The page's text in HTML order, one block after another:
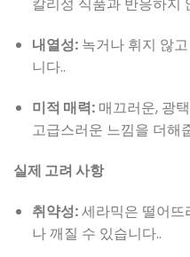
칼리성 식품과 반응하지
내열성:녹거나 휘지 않
니다..
미적 매력:매끄러운, 광
고급스러운 느낌을 더해
실제 고려 사항
취약성:세라믹은 떨어뜨
나 깨질 수 있습니다..